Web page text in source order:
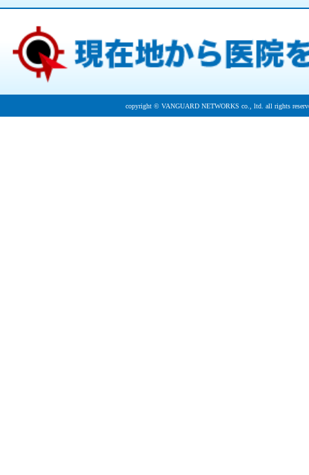
copyright © VANGUARD NETWORKS co., ltd. all rights